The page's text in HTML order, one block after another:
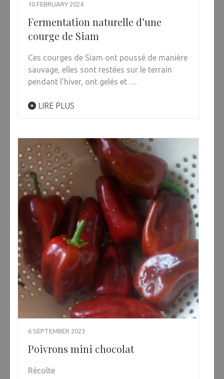
10 FEBRUARY 2024
Fermentation naturelle d’une
courge de Siam
Ces courges de Siam ont poussé de manière
sauvage, elles sont restées sur le terrain
pendant l’hiver, ont gelés et …
LIRE PLUS
6 SEPTEMBER 2023
Poivrons mini chocolat
Récolte